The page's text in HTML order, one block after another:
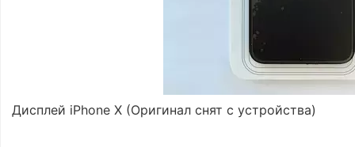
Дисплей iPhone X (Оригинал снят с устройства)